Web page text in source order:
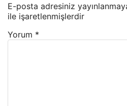
E-posta adresiniz
ile işaretlenmişlerdir
Yorum *